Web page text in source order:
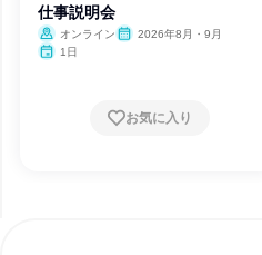
仕事説明会
オンライン
2026年8月・9月
1日
お気に入り